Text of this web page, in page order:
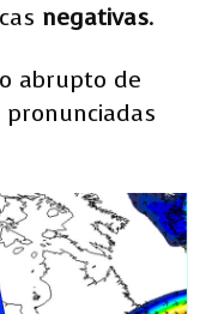
negativas.
abrupto de
pronunciadas